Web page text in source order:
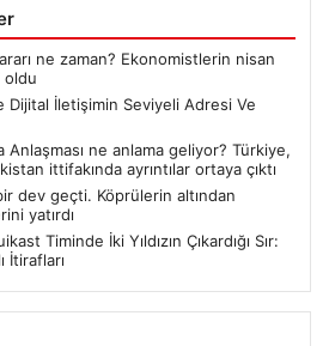
ne zaman? Ekonomistlerin nisan
oldu
Dijital İletişimin Seviyeli Adresi Ve
Anlaşması ne anlama geliyor? Türkiye,
ittifakında ayrıntılar ortaya çıktı
dev geçti. Köprülerin altından
yatırdı
Timinde İki Yıldızın Çıkardığı Sır:
İtirafları